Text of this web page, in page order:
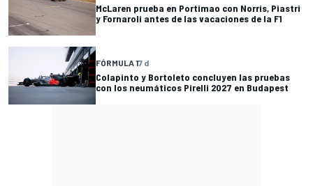
McLaren prueba en Portimao con Norris, Piastri
y Fornaroli antes de las vacaciones de la F1
FÓRMULA 17 d
Colapinto y Bortoleto concluyen las pruebas
con los neumáticos Pirelli 2027 en Budapest